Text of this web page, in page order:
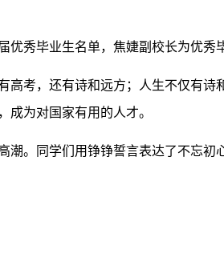
优秀毕业生名单，焦婕副校长为优
高考，还有诗和远方；人生不仅有
成为对国家有用的人才。
潮。同学们用铮铮誓言表达了不忘